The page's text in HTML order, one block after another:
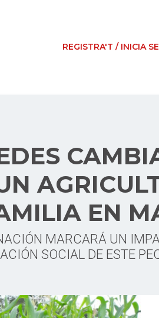
REGISTRA'T / INICIA
EN
MARCARÁ UN
SOCIAL DE ESTE